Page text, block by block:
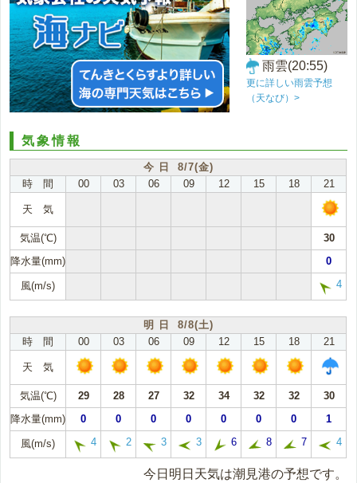
雨雲(20:55)
更に詳しい雨雲予想
（天なび）>
気象情報
今 日 8/7(金)
時 間
00 03 06 09 12 15 18 21
天 気
気温(℃)
30
降水量(mm)
0
風(m/s) 4
明 日 8/8(土)
時 間
00 03 06 09 12 15 18 21
天 気
気温(℃) 29 28 27 32 34 32 32
30
降水量(mm)
0 0 0 0 0 0 0 1
風(m/s) 4 2 3 3 6 8 7 4
今日明日天気は潮見港の予想です。